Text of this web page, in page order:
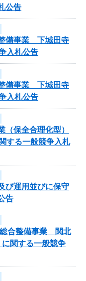
公告
備事業 下城田寺
入札公告
備事業 下城田寺
入札公告
（保全合理化型）
する一般競争入札
び運用並びに保守
告
総合整備事業 関北
関する一般競争